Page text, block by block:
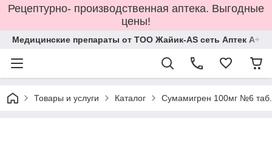
Рецептурно- производственная аптека. Выгодные
цены!
Медицинские препараты от ТОО Жайик-AS сеть Аптек А+
Товары и услуги Каталог Сумамигрен 100мг №6